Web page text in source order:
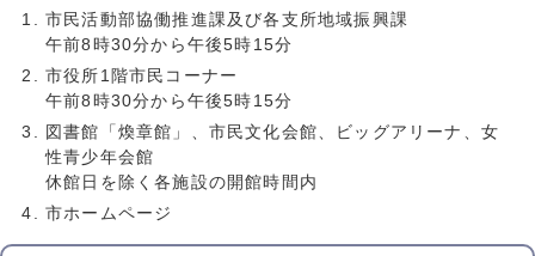
市民活動部協働推進課及び各支所地域振興課
午前8時30分から午後5時15分
市役所1階市民コーナー
午前8時30分から午後5時15分
図書館「煥章館」、市民文化会館、ビッグアリーナ、女
性青少年会館
休館日を除く各施設の開館時間内
市ホームページ